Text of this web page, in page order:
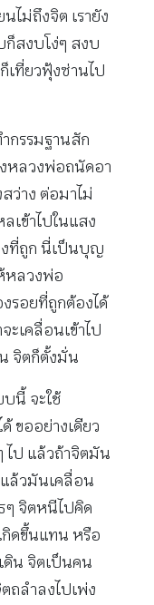
นไม่ถึงจิต เรายัง
ก็สงบโง่ๆ สงบ
ที่ยวฟุ้งซ่านไป
กรรมฐานสัก
งหลวงพ่อถนัดอา
ว่าง ต่อมาไม่
เข้าไปในแสง
งที่ถูก นี่เป็นบุญ
หลวงพ่อ
รอยที่ถูกต้องได้
ะเคลื่อนเข้าไป
จิตก็ตั้งมั่น
บนี้ จะใช้
ขออย่างเดียว
ไป แล้วถ้าจิตมัน
ล้วมันเคลื่อน
ๆ จิตหนีไปคิด
ดขึ้นแทน หรือ
ดิน จิตเป็นคน
ถลำลงไปเพ่ง